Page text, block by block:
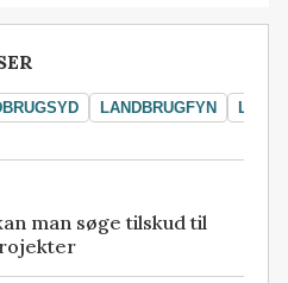
LANDBRUGFYN
man søge tilskud til